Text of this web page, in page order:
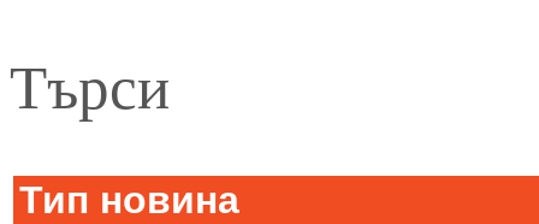
Търси
Тип новина